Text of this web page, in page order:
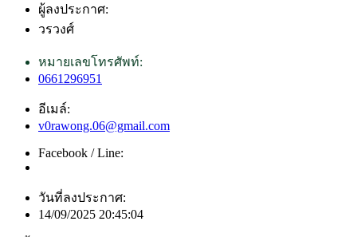
ผู้ลงประกาศ:
วรวงศ์
หมายเลขโทรศัพท์:
0661296951
อีเมล์:
v0rawong.06@gmail.com
Facebook / Line:
วันที่ลงประกาศ:
14/09/2025 20:45:04